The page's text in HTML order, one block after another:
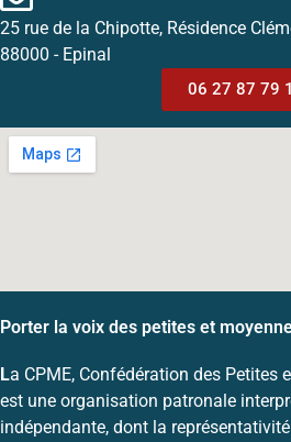
25 rue de la Chipotte, Résidence
88000 - Epinal
06 27 87 79
Porter la voix des petites et
La CPME, Confédération des Petites
est une organisation patronale
indépendante, dont la